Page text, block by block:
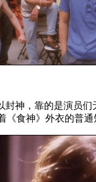
神，靠的是演员
食神》外衣的普通